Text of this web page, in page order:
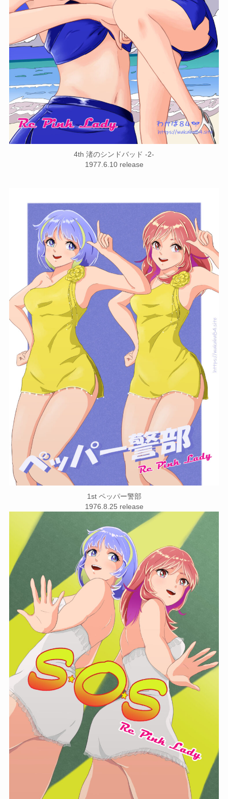
4th 渚のシンドバッド -2-
1977.6.10 release
1st ペッパー警部
1976.8.25 release